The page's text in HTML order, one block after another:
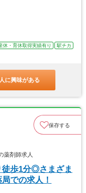
休・育休取得実績有り
駅チカ
に興味がある
保存する
薬剤師求人
徒歩1分◎さまざま
での求人！